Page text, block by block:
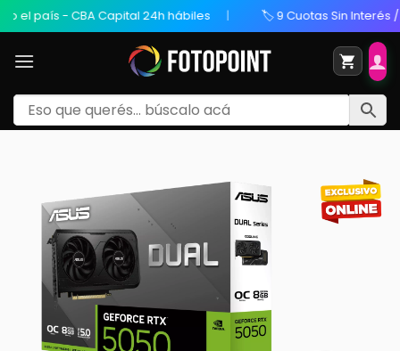
país - CBA Capital 24h hábiles 🏷️ 9 Cuotas Sin Interés /